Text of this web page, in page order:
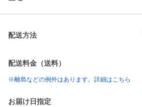
配送方法
配送料金（送料）
※離島などの例外はあります。詳細はこちら
お届け日指定